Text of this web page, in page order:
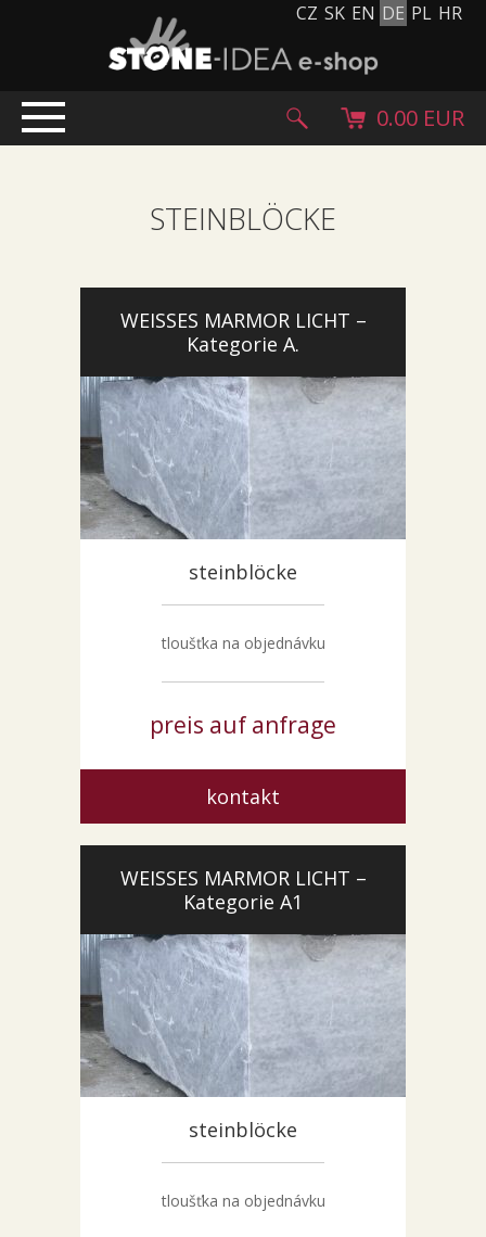
CZ SK EN DE PL HR
Kieselsteine, Kopfstein und Granulat
Ergänzende Sortiment
Stein Produkte
Steinblöcke
Creative Floor
Terazzo
SONDERNABFERTIGUNGEN
ÜBER UNS
0.00 EUR
STEINBLÖCKE
WEISSES MARMOR LICHT –
Kategorie A.
steinblöcke
tloušťka na objednávku
preis auf anfrage
kontakt
WEISSES MARMOR LICHT –
Kategorie A1
steinblöcke
tloušťka na objednávku